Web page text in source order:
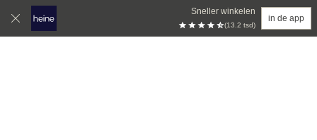
Sneller winkelen
(13.2 tsd)
in de app